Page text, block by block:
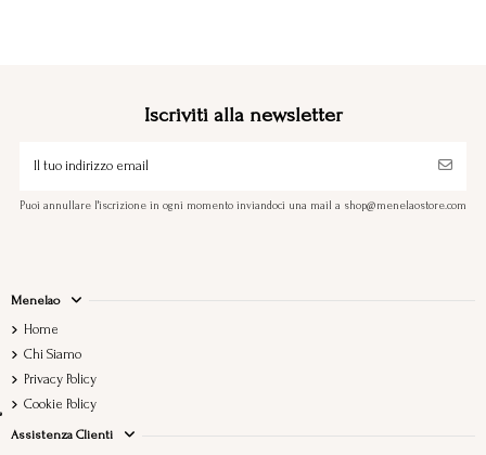
Iscriviti alla newsletter
Puoi annullare l'iscrizione in ogni momento inviandoci una mail a shop@menelaostore.com
Menelao
Home
Chi Siamo
Privacy Policy
Cookie Policy
Assistenza Clienti